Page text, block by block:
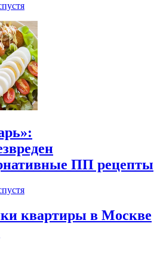
ПП рецепты
квартиры в Москве